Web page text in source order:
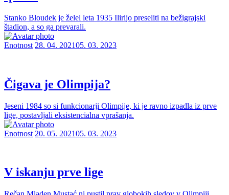
Stanko Bloudek je želel leta 1935 Ilirijo preseliti na bežigrajski
štadion, a so ga prevarali.
Enotnost 28. 04. 202105. 03. 2023
Čigava je Olimpija?
Jeseni 1984 so si funkcionarji Olimpije, ki je ravno izpadla iz prve
lige, postavljali eksistencialna vprašanja.
Enotnost 20. 05. 202105. 03. 2023
V iskanju prve lige